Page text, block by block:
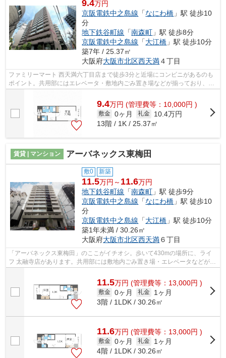
9.4万円
京阪電鉄中之島線 「なにわ橋 」駅 徒歩10
分
地下鉄谷町線 「南森町 」駅 徒歩8分
京阪電鉄中之島線 「大江橋 」駅 徒歩10分
築7年 / 25.37㎡
大阪府大阪市北区西天満４丁目
ファミリーマート 西天満六丁目店まで徒歩3分と近場にコンビニがあるのも
ポイント。共用部にはエレベータ・敷地内ごみ置き場などが揃っており、と
9.4万円 (管理費等：10,000円 )
敷金 0ヶ月 礼金
10.4万円
13階 / 1K / 25.37㎡
賃貸 | マンション アーバネックス東梅田
敷0 新築
11.5万円～ 11.6万円
地下鉄谷町線 「南森町 」駅 徒歩9分
京阪電鉄中之島線 「なにわ橋 」駅 徒歩10
分
京阪電鉄中之島線 「大江橋 」駅 徒歩10分
築1年未満 / 30.26㎡
大阪府大阪市北区西天満６丁目
「アーバネックス東梅田」のここがイチオシ。歩いて430mの場所に、ライ
フ 太融寺店があります。共用部には敷地内ごみ置き場・エレベータなどが備
11.5万円 (管理費等：13,000円 )
敷金 0ヶ月 礼金
1ヶ月
3階 / 1LDK / 30.26㎡
11.6万円 (管理費等：13,000円 )
敷金 0ヶ月 礼金
1ヶ月
4階 / 1LDK / 30.26㎡